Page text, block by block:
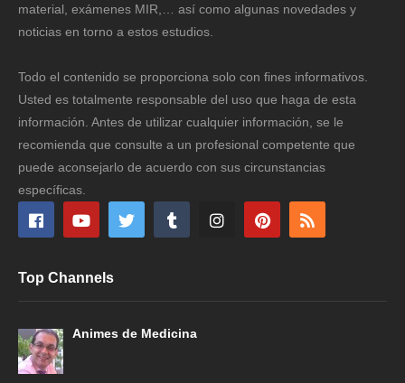
material, exámenes MIR,… así como algunas novedades y
noticias en torno a estos estudios.
Todo el contenido se proporciona solo con fines informativos.
Usted es totalmente responsable del uso que haga de esta
información. Antes de utilizar cualquier información, se le
recomienda que consulte a un profesional competente que
puede aconsejarlo de acuerdo con sus circunstancias
específicas.
Top Channels
Animes de Medicina